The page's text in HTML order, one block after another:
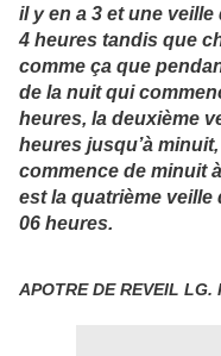
il y en a 3 et une
4 heures tandis que
comme ça que
de la nuit qui
heures, la deuxième
heures jusqu’à
commence de minuit
est la quatrième veille
06 heures.
APOTRE DE REVEIL LG.